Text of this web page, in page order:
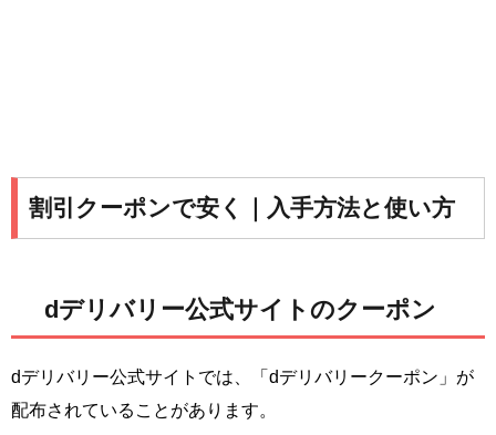
割引クーポンで安く｜入手方法と使い方
dデリバリー公式サイトのクーポン
dデリバリー公式サイトでは、「dデリバリークーポン」が
配布されていることがあります。